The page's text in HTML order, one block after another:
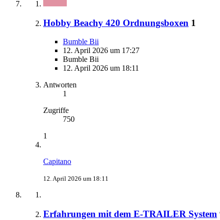
Hobby Beachy 420 Ordnungsboxen 1
Bumble Bii
12. April 2026 um 17:27
Bumble Bii
12. April 2026 um 18:11
Antworten
1
Zugriffe
750
1
Capitano
12. April 2026 um 18:11
Erfahrungen mit dem E-TRAILER System